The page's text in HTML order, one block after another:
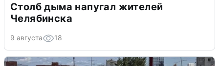
Столб дыма напугал жителей
Челябинска
9 августа 18